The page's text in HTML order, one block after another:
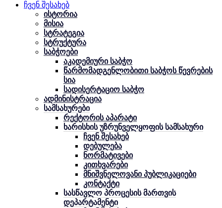
ჩვენ შესახებ
ისტორია
მისია
სტრატეგია
სტრუქტურა
საბჭოები
აკადემიური საბჭო
წარმომადგენლობითი საბჭოს წევრების
სია
სადისერტაციო საბჭო
ადმინისტრაცია
სამსახურები
რექტორის აპარატი
ხარისხის უზრუნველყოფის სამსახური
ჩვენ შესახებ
დებულება
ნორმატივები
კითხვარები
მნიშვნელოვანი პუბლიკაციები
კონტაქტი
სასწავლო პროცესის მართვის
დეპარტამენტი